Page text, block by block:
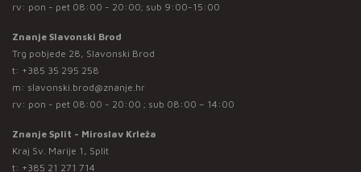
rv: pon - pet 08:00 - 20:00; sub 9:00-15:00
Znanje Slavonski Brod
Trg pobjede 28, Slavonski Brod
t: +385 35 295 258
m: slavonski.brod@znanje.hr
rv: pon - pet 08:00 - 20:00 ; sub 08:00 – 14:00
Znanje Split - Miroslav Krleža
Kraj Sv. Marije 1, Split
t: +385 21 271 714